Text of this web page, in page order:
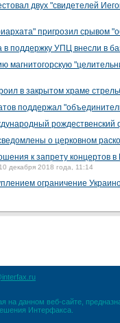
двух "свидетелей
пригрозил срывом
поддержку УПЦ внесли в
магнитогорскую
в закрытом храме
поддержал
рождественский
о церковном
к запрету концертов
10 декабря 2018 года, 11:14
ограничение
данном веб-сайте,
Интерфакса.